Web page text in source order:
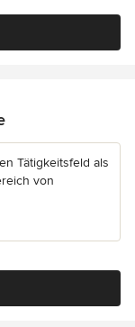
Tätigkeitsfeld als
von